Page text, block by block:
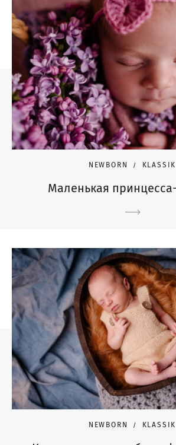
NEWBORN KLASSIK
Маленькая
NEWBORN KLASSIK